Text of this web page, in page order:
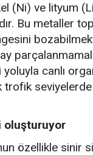
(Ni) ve lityum
Bu metaller
canlı
trofik
oluşturuyor
özellikle sinir